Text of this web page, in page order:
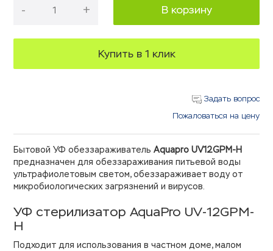
- + В корзину
Купить в 1 клик
Задать вопрос
Пожаловаться на цену
Бытовой УФ обеззараживатель Aquapro UV12GPM-H
предназначен для обеззараживания питьевой воды
ультрафиолетовым светом, обеззараживает воду от
микробиологических загрязнений и вирусов.
УФ стерилизатор AquaPro UV-12GPM-
H
Подходит для использования в частном доме, малом